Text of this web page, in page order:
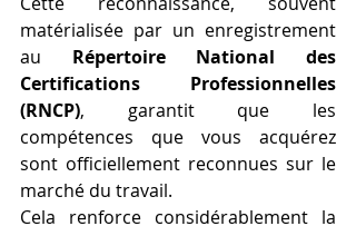
matérialisée par un enregistrement
au Répertoire National des
Certifications Professionnelles
(RNCP), garantit que les
compétences que vous acquérez
sont officiellement reconnues sur le
marché du travail.
Cela renforce considérablement la